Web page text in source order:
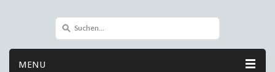
MENU